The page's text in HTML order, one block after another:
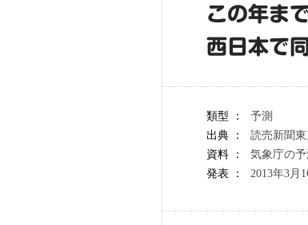
この年ま
西日本で
類型 ：
予測
出典 ：
読売新聞東
資料 ：
気象庁の予
発表 ：
2013年3月